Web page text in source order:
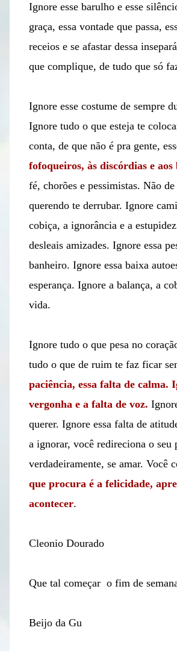
Ignore esse barulho e esse
graça, essa vontade que passa,
receios e se afastar dessa
que complique, de tudo que só
Ignore esse costume de sempre
Ignore tudo o que esteja te
conta, de que não é pra gente,
fofoqueiros, às discórdias e
fé, chorões e pessimistas. Não
querendo te derrubar. Ignore
cobiça, a ignorância e a
desleais amizades. Ignore essa
banheiro. Ignore essa baixa
esperança. Ignore a balança, a
vida.
Ignore tudo o que pesa no
tudo o que de ruim te faz ficar
paciência, essa falta de
vergonha e a falta de voz.
querer. Ignore essa falta de
a ignorar, você redireciona o seu
verdadeiramente, se amar. Você
que procura é a felicidade,
acontecer.
Cleonio Dourado
Que tal começar o fim de
Beijo da Gu